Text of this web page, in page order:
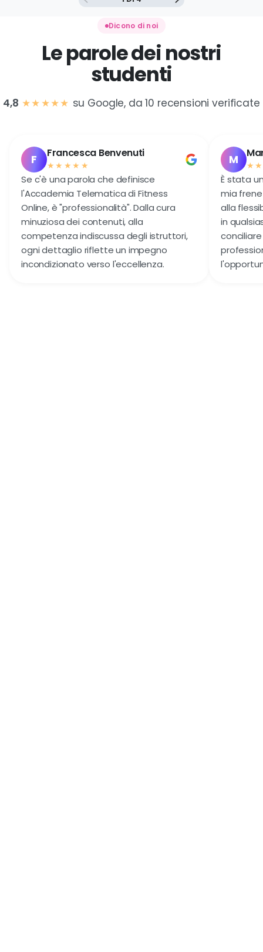
Dicono di noi
Le parole dei nostri
studenti
4,8 ★★★★★ su Google, da 10 recensioni verificate
F Francesca Benvenuti
★★★★★
Se c'è una parola che definisce
l'Accademia Telematica di Fitness
Online, è "professionalità". Dalla cura
minuziosa dei contenuti, alla
competenza indiscussa degli istruttori,
ogni dettaglio riflette un impegno
incondizionato verso l'eccellenza.
M
È stata
mia
alla
in